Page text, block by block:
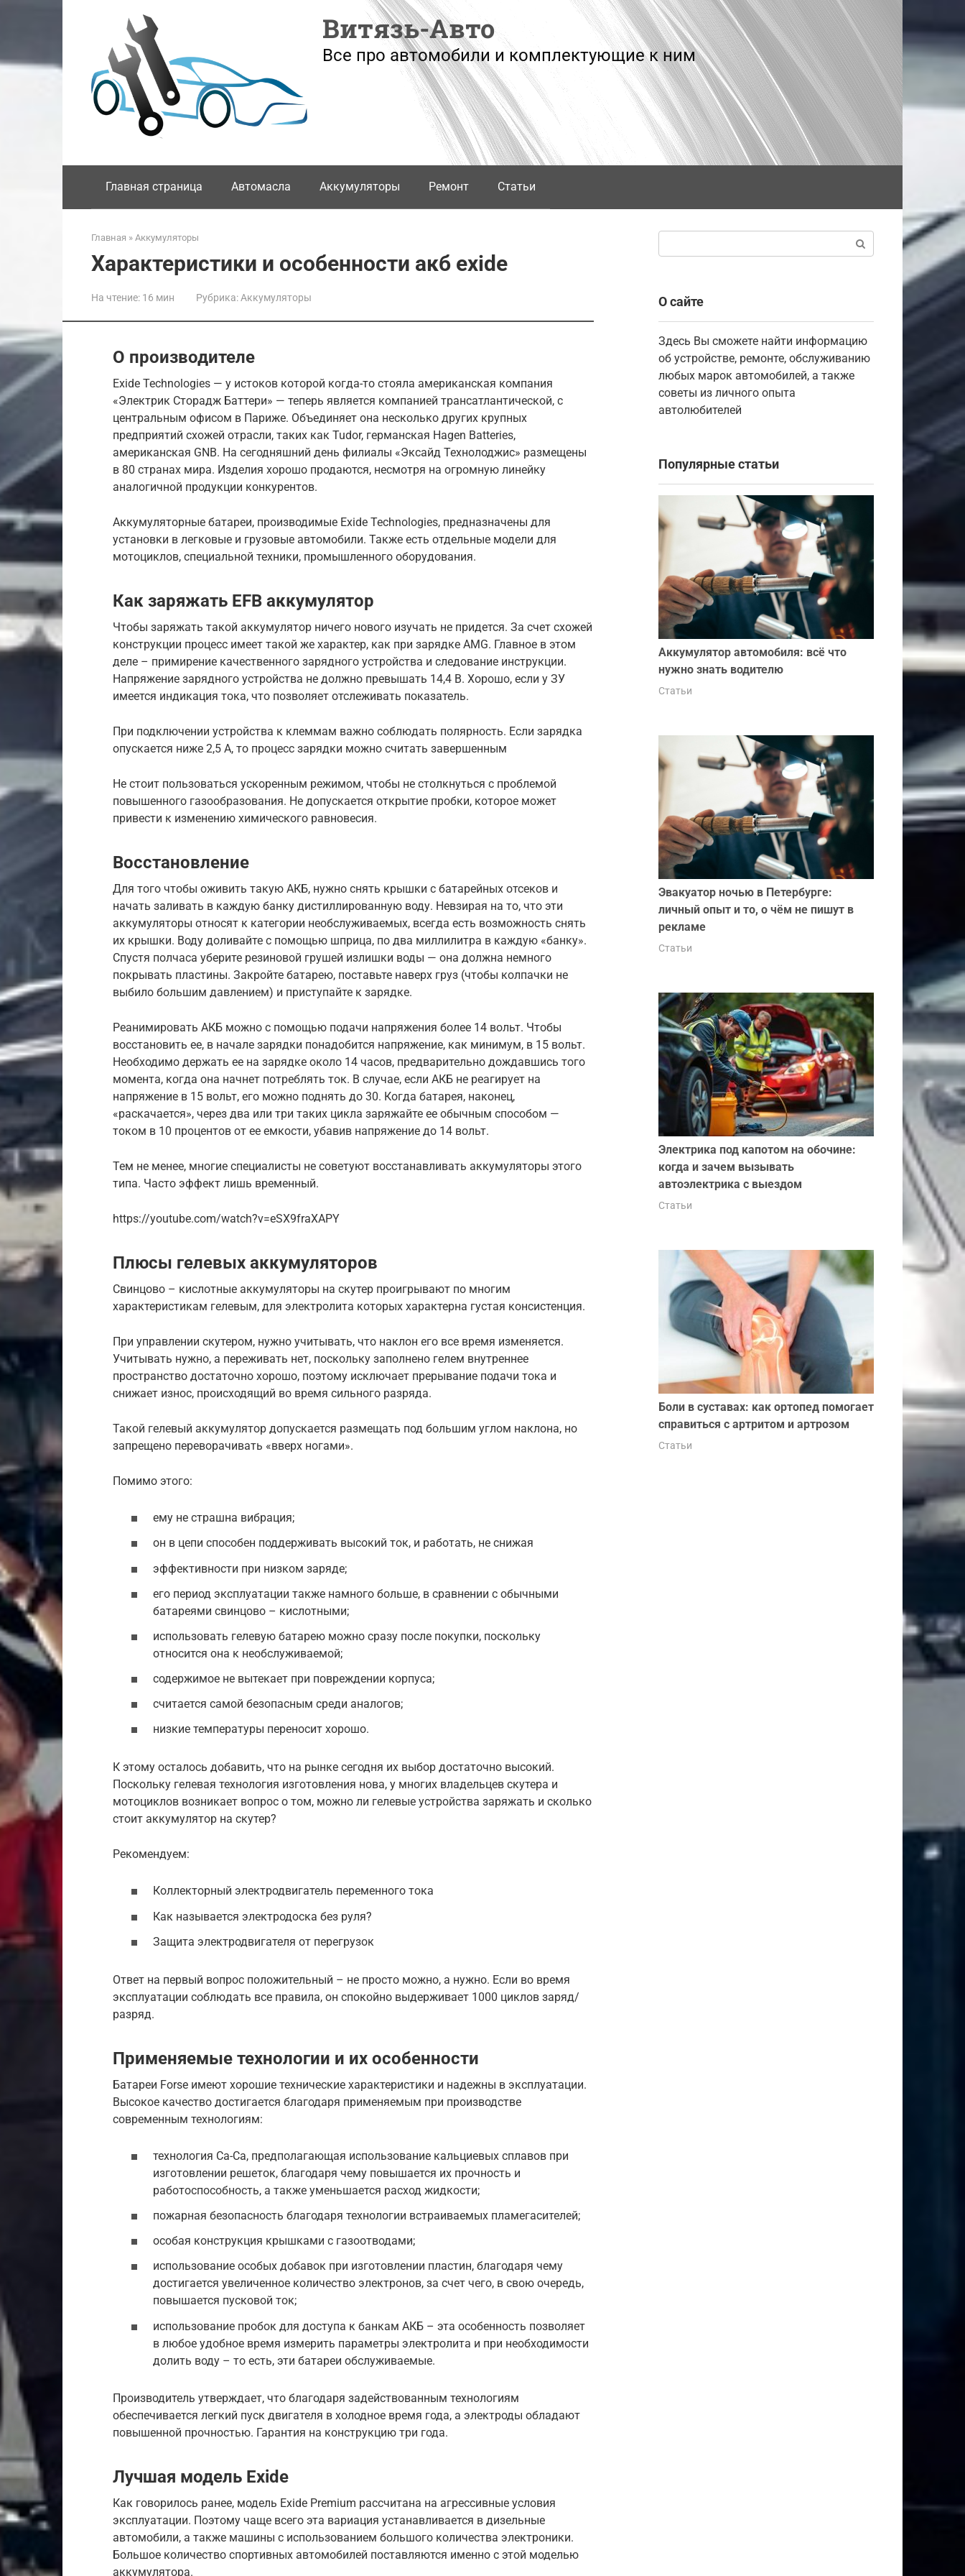
Витязь-Авто
Все про автомобили и комплектующие к ним
Главная страница Автомасла Аккумуляторы Ремонт Статьи
Главная » Аккумуляторы
Характеристики и особенности акб exide
На чтение: 16 мин Рубрика: Аккумуляторы
О производителе
Exide Technologies — у истоков которой когда-то стояла американская компания
«Электрик Сторадж Баттери» — теперь является компанией трансатлантической, с
центральным офисом в Париже. Объединяет она несколько других крупных
предприятий схожей отрасли, таких как Tudor, германская Hagen Batteries,
американская GNB. На сегодняшний день филиалы «Эксайд Технолоджис» размещены
в 80 странах мира. Изделия хорошо продаются, несмотря на огромную линейку
аналогичной продукции конкурентов.
Аккумуляторные батареи, производимые Exide Technologies, предназначены для
установки в легковые и грузовые автомобили. Также есть отдельные модели для
мотоциклов, специальной техники, промышленного оборудования.
Как заряжать EFB аккумулятор
Чтобы заряжать такой аккумулятор ничего нового изучать не придется. За счет схожей
конструкции процесс имеет такой же характер, как при зарядке AMG. Главное в этом
деле – примирение качественного зарядного устройства и следование инструкции.
Напряжение зарядного устройства не должно превышать 14,4 В. Хорошо, если у ЗУ
имеется индикация тока, что позволяет отслеживать показатель.
При подключении устройства к клеммам важно соблюдать полярность. Если зарядка
опускается ниже 2,5 А, то процесс зарядки можно считать завершенным
Не стоит пользоваться ускоренным режимом, чтобы не столкнуться с проблемой
повышенного газообразования. Не допускается открытие пробки, которое может
привести к изменению химического равновесия.
Восстановление
Для того чтобы оживить такую АКБ, нужно снять крышки с батарейных отсеков и
начать заливать в каждую банку дистиллированную воду. Невзирая на то, что эти
аккумуляторы относят к категории необслуживаемых, всегда есть возможность снять
их крышки. Воду доливайте с помощью шприца, по два миллилитра в каждую «банку».
Спустя полчаса уберите резиновой грушей излишки воды — она должна немного
покрывать пластины. Закройте батарею, поставьте наверх груз (чтобы колпачки не
выбило большим давлением) и приступайте к зарядке.
Реанимировать АКБ можно с помощью подачи напряжения более 14 вольт. Чтобы
восстановить ее, в начале зарядки понадобится напряжение, как минимум, в 15 вольт.
Необходимо держать ее на зарядке около 14 часов, предварительно дождавшись того
момента, когда она начнет потреблять ток. В случае, если АКБ не реагирует на
напряжение в 15 вольт, его можно поднять до 30. Когда батарея, наконец,
«раскачается», через два или три таких цикла заряжайте ее обычным способом —
током в 10 процентов от ее емкости, убавив напряжение до 14 вольт.
Тем не менее, многие специалисты не советуют восстанавливать аккумуляторы этого
типа. Часто эффект лишь временный.
https://youtube.com/watch?v=eSX9fraXAPY
Плюсы гелевых аккумуляторов
Свинцово – кислотные аккумуляторы на скутер проигрывают по многим
характеристикам гелевым, для электролита которых характерна густая консистенция.
При управлении скутером, нужно учитывать, что наклон его все время изменяется.
Учитывать нужно, а переживать нет, поскольку заполнено гелем внутреннее
пространство достаточно хорошо, поэтому исключает прерывание подачи тока и
снижает износ, происходящий во время сильного разряда.
Такой гелевый аккумулятор допускается размещать под большим углом наклона, но
запрещено переворачивать «вверх ногами».
Помимо этого:
ему не страшна вибрация;
он в цепи способен поддерживать высокий ток, и работать, не снижая
эффективности при низком заряде;
его период эксплуатации также намного больше, в сравнении с обычными
батареями свинцово – кислотными;
использовать гелевую батарею можно сразу после покупки, поскольку
относится она к необслуживаемой;
содержимое не вытекает при повреждении корпуса;
считается самой безопасным среди аналогов;
низкие температуры переносит хорошо.
К этому осталось добавить, что на рынке сегодня их выбор достаточно высокий.
Поскольку гелевая технология изготовления нова, у многих владельцев скутера и
мотоциклов возникает вопрос о том, можно ли гелевые устройства заряжать и сколько
стоит аккумулятор на скутер?
Рекомендуем:
Коллекторный электродвигатель переменного тока
Как называется электродоска без руля?
Защита электродвигателя от перегрузок
Ответ на первый вопрос положительный – не просто можно, а нужно. Если во время
эксплуатации соблюдать все правила, он спокойно выдерживает 1000 циклов заряд/
разряд.
Применяемые технологии и их особенности
Батареи Forse имеют хорошие технические характеристики и надежны в эксплуатации.
Высокое качество достигается благодаря применяемым при производстве
современным технологиям:
технология Ca-Ca, предполагающая использование кальциевых сплавов при
изготовлении решеток, благодаря чему повышается их прочность и
работоспособность, а также уменьшается расход жидкости;
пожарная безопасность благодаря технологии встраиваемых пламегасителей;
особая конструкция крышками с газоотводами;
использование особых добавок при изготовлении пластин, благодаря чему
достигается увеличенное количество электронов, за счет чего, в свою очередь,
повышается пусковой ток;
использование пробок для доступа к банкам АКБ – эта особенность позволяет
в любое удобное время измерить параметры электролита и при необходимости
долить воду – то есть, эти батареи обслуживаемые.
Производитель утверждает, что благодаря задействованным технологиям
обеспечивается легкий пуск двигателя в холодное время года, а электроды обладают
повышенной прочностью. Гарантия на конструкцию три года.
Лучшая модель Exide
Как говорилось ранее, модель Exide Premium рассчитана на агрессивные условия
эксплуатации. Поэтому чаще всего эта вариация устанавливается в дизельные
автомобили, а также машины с использованием большого количества электроники.
Большое количество спортивных автомобилей поставляются именно с этой моделью
аккумулятора.
О сайте
Здесь Вы сможете найти информацию
об устройстве, ремонте, обслуживанию
любых марок автомобилей, а также
советы из личного опыта
автолюбителей
Популярные статьи
Аккумулятор автомобиля: всё что
нужно знать водителю
Статьи
Эвакуатор ночью в Петербурге:
личный опыт и то, о чём не пишут в
рекламе
Статьи
Электрика под капотом на обочине:
когда и зачем вызывать
автоэлектрика с выездом
Статьи
Боли в суставах: как ортопед помогает
справиться с артритом и артрозом
Статьи